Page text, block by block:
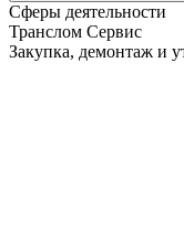
Сферы деятельности
Транслом Сервис
Закупка, демонтаж и